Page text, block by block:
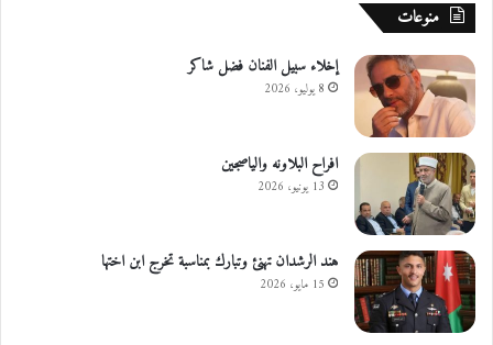
منوعات
إخلاء سبيل الفنان فضل شاكر
8 يوليو، 2026
افراح البلاونه والياصجين
13 يونيو، 2026
هند الرشدان تهنئ وتبارك بمناسبة تخرج ابن اختها
15 مايو، 2026